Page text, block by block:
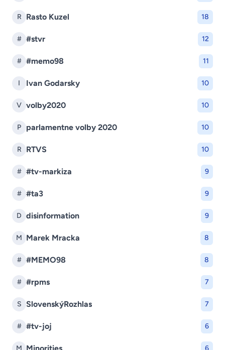
R Rasto Kuzel 18
# #stvr 12
# #memo98 11
I Ivan Godarsky 10
V volby2020 10
P parlamentne volby 2020 10
R RTVS 10
# #tv-markiza 9
# #ta3 9
D disinformation 9
M Marek Mracka 8
# #MEMO98 8
# #rpms 7
S SlovenskýRozhlas 7
# #tv-joj 6
M 6